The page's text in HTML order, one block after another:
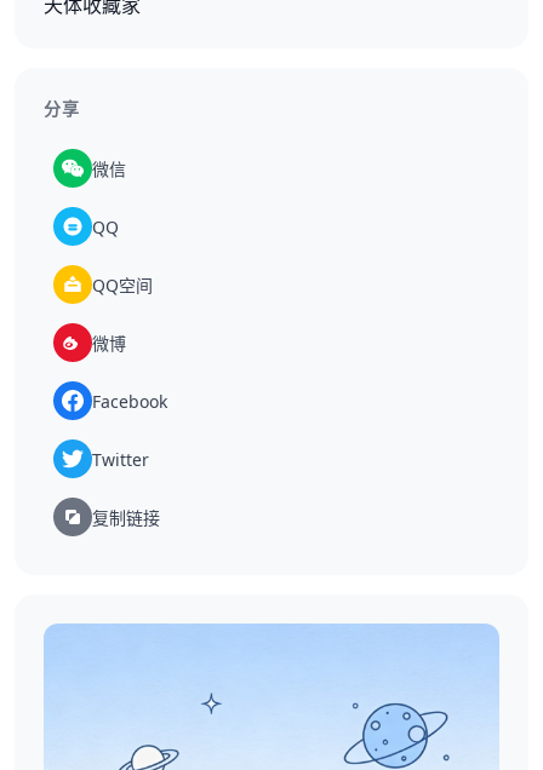
分享
微信
QQ
QQ空间
微博
Facebook
Twitter
复制链接